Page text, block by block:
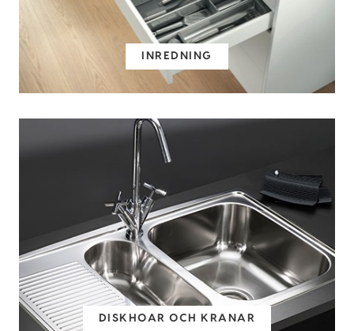
INREDNING
DISKHOAR OCH KRANAR